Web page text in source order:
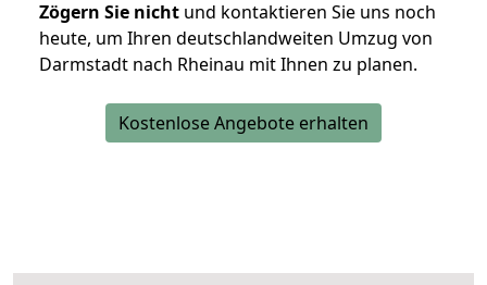
Zögern Sie nicht und kontaktieren Sie uns noch
heute, um Ihren deutschlandweiten Umzug von
Darmstadt nach Rheinau mit Ihnen zu planen.
Kostenlose Angebote erhalten